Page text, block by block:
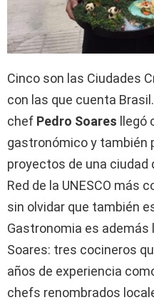
Cinco son las Ciudades
con las que cuenta
chef Pedro Soares llegó
gastronómico y también
proyectos de una ciudad
Red de la UNESCO más
sin olvidar que también
Gastronomia es
Soares: tres cocineros
años de experiencia
chefs renombrados